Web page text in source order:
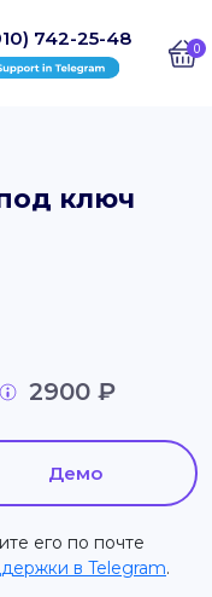
742-25-48 0
ключ
2900 ₽
Демо
его по почте
в Telegram.